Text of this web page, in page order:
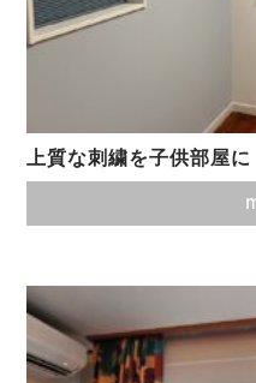
上質な刺繍を子供部屋に